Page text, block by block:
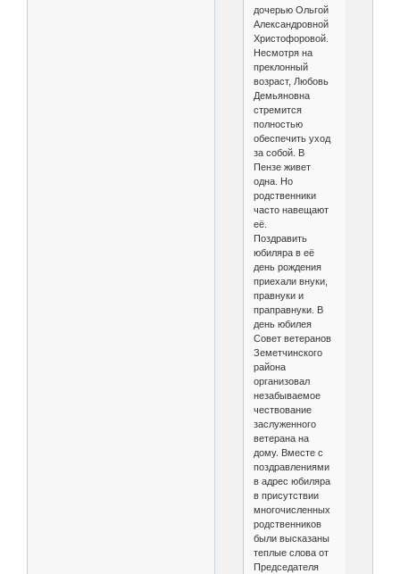
дочерью Ольгой
Александровной
Христофоровой.
Несмотря на
преклонный
возраст, Любовь
Демьяновна
стремится
полностью
обеспечить уход
за собой. В
Пензе живет
одна. Но
родственники
часто навещают
её.
Поздравить
юбиляра в её
день рождения
приехали внуки,
правнуки и
праправнуки. В
день юбилея
Совет ветеранов
Земетчинского
района
организовал
незабываемое
чествование
заслуженного
ветерана на
дому. Вместе с
поздравлениями
в адрес юбиляра
в присутствии
многочисленных
родственников
были высказаны
теплые слова от
Председателя